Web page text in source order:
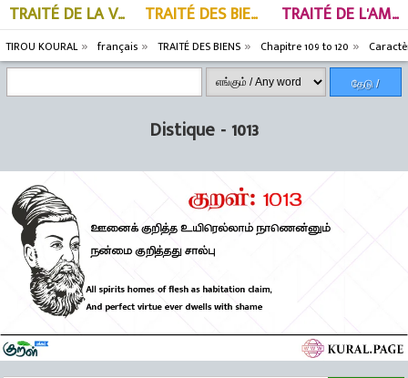
TRAITÉ DE LA VERTU TRAITÉ DES BIENS TRAITÉ DE L'AMOUR
TIROU KOURAL français TRAITÉ DES BIENS Chapitre 109 to 120
தேடு /
Distique - 1013